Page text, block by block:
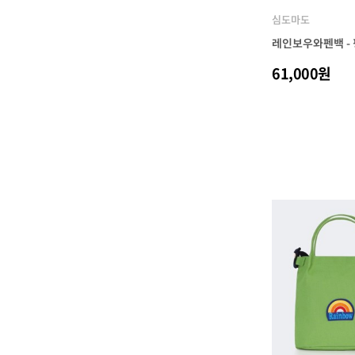
심도마도
레인보우와펜백 -
61,000원